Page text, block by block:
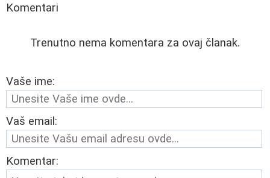
Komentari
Trenutno nema komentara za ovaj članak.
Vaše ime:
Vaš email:
Komentar: